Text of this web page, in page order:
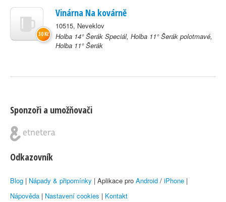
Vinárna Na kovárně
10515, Neveklov
Holba 14° Šerák Speciál, Holba 11° Šerák polotmavé,
Holba 11° Šerák
30 Kč
Sponzoři a umožňovači
Odkazovník
Blog | Nápady & připomínky | Aplikace pro Android / iPhone |
Nápověda | Nastavení cookies | Kontakt